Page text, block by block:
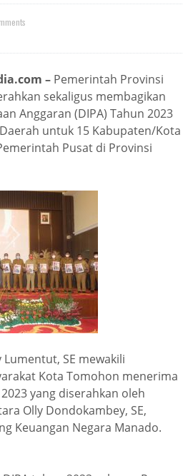
– Pemerintah Provinsi
sekaligus membagikan
Anggaran (DIPA) Tahun 2023
untuk 15 Kabupaten/Kota
Pusat di Provinsi
SE mewakili
Kota Tomohon menerima
yang diserahkan oleh
Olly Dondokambey, SE,
Keuangan Negara Manado.